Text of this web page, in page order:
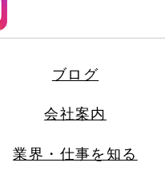
ブログ
会社案内
業界・仕事を知る